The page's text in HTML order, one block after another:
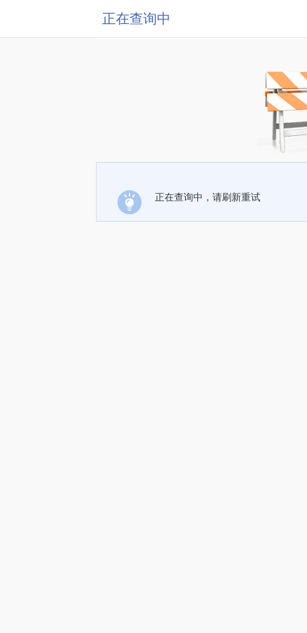
正在查询中
正在查询中，请刷新重试